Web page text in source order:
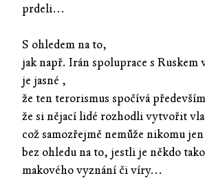
prdeli...
S ohledem na to,
jak např. Irán spoluprace s
je jasné ,
že ten terorismus spočívá
že si nějací lidé rozhodli vytvořit
což samozřejmě nemůže nikomu
bez ohledu na to, jestli je někdo
makového vyznání či víry...